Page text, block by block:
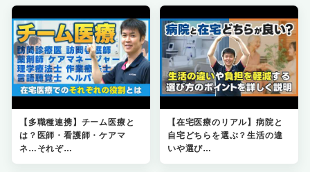
【多職種連携】チーム医療と
は？医師・看護師・ケアマ
ネ…それぞ…
【在宅医療のリアル】病院と
自宅どちらを選ぶ？生活の違
いや選び…